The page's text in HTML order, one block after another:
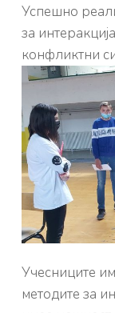
Успешно
за
конфликтни
Учесниците
методите за